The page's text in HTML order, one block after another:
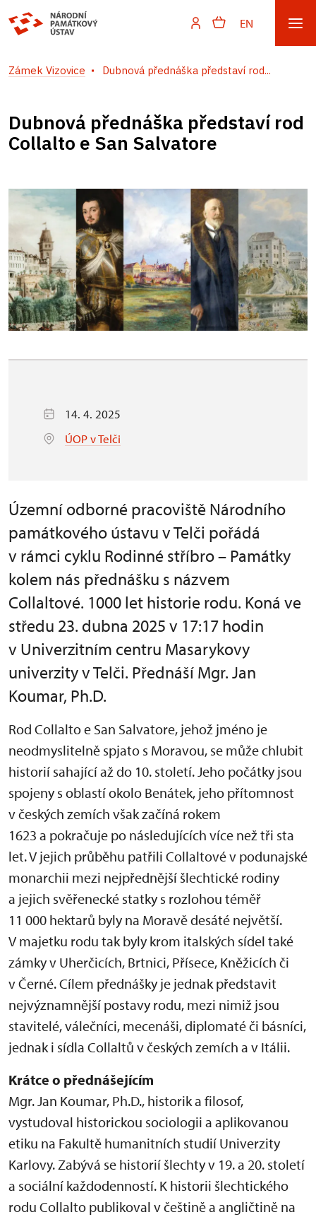
EN
Zámek Vizovice Dubnová přednáška představí rod...
Dubnová přednáška představí rod
Collalto e San Salvatore
14. 4. 2025
ÚOP v Telči
Územní odborné pracoviště Národního
památkového ústavu v Telči pořádá
v rámci cyklu Rodinné stříbro – Památky
kolem nás přednášku s názvem
Collaltové. 1000 let historie rodu. Koná ve
středu 23. dubna 2025 v 17:17 hodin
v Univerzitním centru Masarykovy
univerzity v Telči. Přednáší Mgr. Jan
Koumar, Ph.D.
Rod Collalto e San Salvatore, jehož jméno je
neodmyslitelně spjato s Moravou, se může chlubit
historií sahající až do 10. století. Jeho počátky jsou
spojeny s oblastí okolo Benátek, jeho přítomnost
v českých zemích však začíná rokem
1623 a pokračuje po následujících více než tři sta
let. V jejich průběhu patřili Collaltové v podunajské
monarchii mezi nejpřednější šlechtické rodiny
a jejich svěřenecké statky s rozlohou téměř
11 000 hektarů byly na Moravě desáté největší.
V majetku rodu tak byly krom italských sídel také
zámky v Uherčicích, Brtnici, Přísece, Kněžicích či
v Černé. Cílem přednášky je jednak představit
nejvýznamnější postavy rodu, mezi nimiž jsou
stavitelé, válečníci, mecenáši, diplomaté či básníci,
jednak i sídla Collaltů v českých zemích a v Itálii.
Krátce o přednášejícím
Mgr. Jan Koumar, Ph.D., historik a filosof,
vystudoval historickou sociologii a aplikovanou
etiku na Fakultě humanitních studií Univerzity
Karlovy. Zabývá se historií šlechty v 19. a 20. století
a sociální každodenností. K historii šlechtického
rodu Collalto publikoval v češtině a angličtině na